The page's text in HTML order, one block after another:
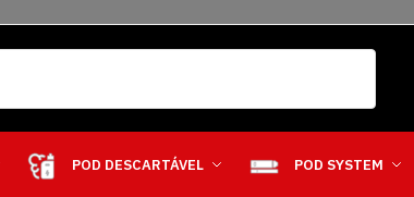
POD DESCARTÁVEL POD SYSTEM